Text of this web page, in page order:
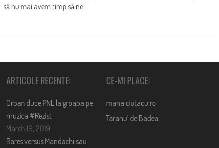
să nu mai avem timp să ne
ARTICOLE RECENTE:
Orban duce PNL la groapa pe
muzica #Rezist
March 19, 2019
Rares versus Mandachi sau
CE-MI PLACE:
mana.ciutacu.ro
Taranu’ de Badea